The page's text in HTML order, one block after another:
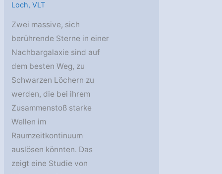
Loch,VLT
Zwei massive, sich
berührende Sterne in einer
Nachbargalaxie sind auf
dem besten Weg, zu
Schwarzen Löchern zu
werden, die bei ihrem
Zusammenstoß starke
Wellen im
Raumzeitkontinuum
auslösen könnten. Das
zeigt eine Studie von